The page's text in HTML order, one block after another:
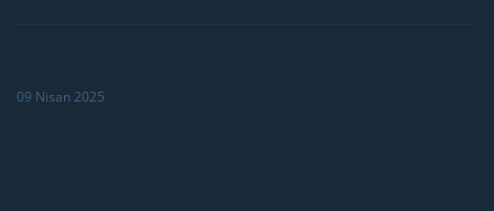
09 Nisan 2025